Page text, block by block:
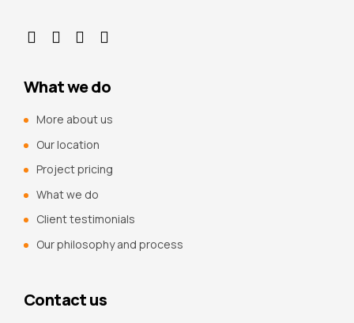
What we do
More about us
Our location
Project pricing
What we do
Client testimonials
Our philosophy and process
Contact us